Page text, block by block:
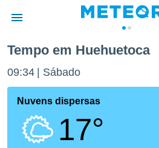
da
foi
fornecidas
Tempo em Huehuetoca
09:34 Sábado
Nuvens dispersas
17°